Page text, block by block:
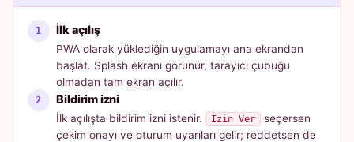
İlk açılış
PWA olarak yüklediğin uygulamayı ana ekrandan
başlat. Splash ekranı görünür, tarayıcı çubuğu
olmadan tam ekran açılır.
Bildirim izni
İlk açılışta bildirim izni istenir. İzin Ver
seçersen
çekim onayı ve oturum uyarıları gelir; reddetsen de